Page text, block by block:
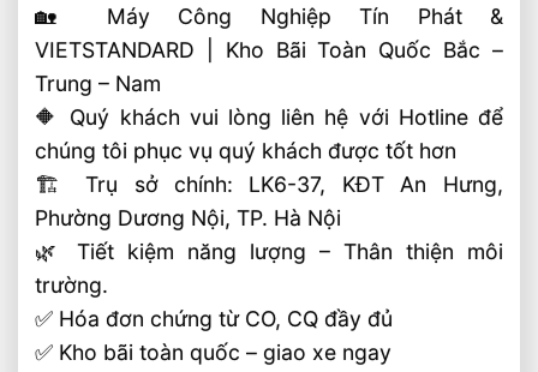
🏡 Máy Công Nghiệp Tín Phát &
VIETSTANDARD | Kho Bãi Toàn Quốc Bắc –
Trung – Nam
🔶 Quý khách vui lòng liên hệ với Hotline để
chúng tôi phục vụ quý khách được tốt hơn
🏗 Trụ sở chính: LK6-37, KĐT An Hưng,
Phường Dương Nội, TP. Hà Nội
🌿 Tiết kiệm năng lượng – Thân thiện môi
trường.
✅ Hóa đơn chứng từ CO, CQ đầy đủ
✅ Kho bãi toàn quốc – giao xe ngay